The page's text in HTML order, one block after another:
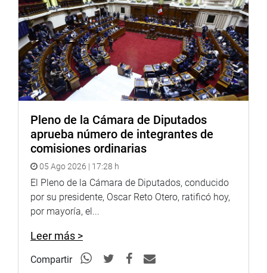
tal como lo establece el DL 1192. Y aseguró que la gran
beneficiada con la nueva norma serán la ciudad y sus
habitantes, incluidos los comerciantes, y no los grandes
empresarios.
Puede encontrar más información en nuestra página web
y redes sociales.
http://www.congreso.gob.pe/
Facebook:
https://www.facebook.com/congresodelarepublicadelperu?
fref=ts
Twitter: https://twitter.com/congresoperu
Youtube: http://www.youtube.com/congresoperu
PRENSA-CONGRESO*
Pleno de la Cámara de Diputados
aprueba número de integrantes de
comisiones ordinarias
05 Ago 2026 | 17:28 h
El Pleno de la Cámara de Diputados, conducido
por su presidente, Oscar Reto Otero, ratificó hoy,
por mayoría, el...
Leer más >
Compartir